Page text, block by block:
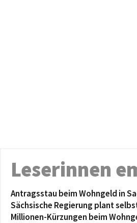
Leserinnen
Antragsstau beim Wohngeld in
Sächsische Regierung plant
Millionen-Kürzungen beim